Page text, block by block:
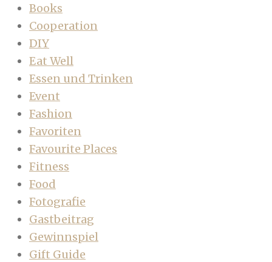
Books
Cooperation
DIY
Eat Well
Essen und Trinken
Event
Fashion
Favoriten
Favourite Places
Fitness
Food
Fotografie
Gastbeitrag
Gewinnspiel
Gift Guide